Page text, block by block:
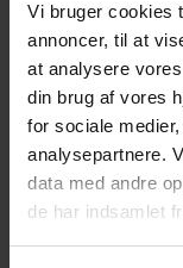
Vi bruger cookies
annoncer, til at
at analysere
din brug af vores
for sociale
analysepartnere.
data med andre
de har indsamlet